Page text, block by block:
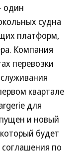
один
судна
платформ,
Компания
перевозки
квартале
для
и новый
будет
соглашения по